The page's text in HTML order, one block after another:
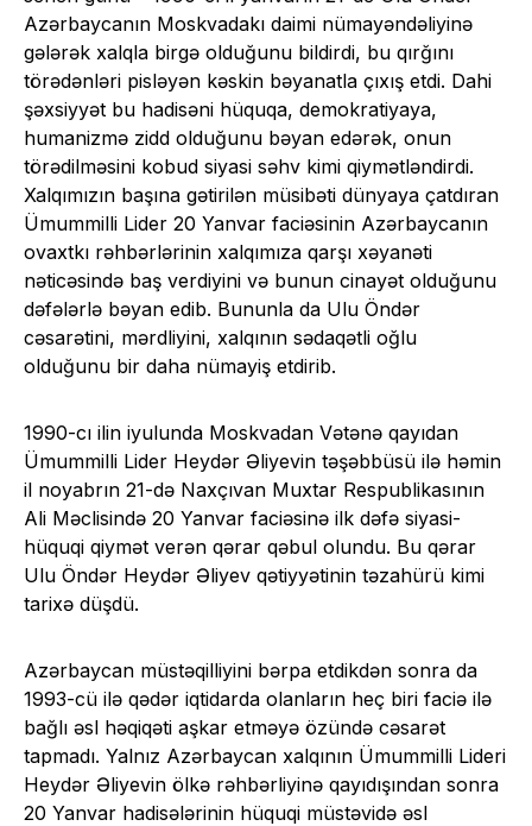
Azərbaycanın Moskvadakı daimi nümayəndəliyinə
gələrək xalqla birgə olduğunu bildirdi, bu qırğını
törədənləri pisləyən kəskin bəyanatla çıxış etdi. Dahi
şəxsiyyət bu hadisəni hüquqa, demokratiyaya,
humanizmə zidd olduğunu bəyan edərək, onun
törədilməsini kobud siyasi səhv kimi qiymətləndirdi.
Xalqımızın başına gətirilən müsibəti dünyaya çatdıran
Ümummilli Lider 20 Yanvar faciəsinin Azərbaycanın
ovaxtkı rəhbərlərinin xalqımıza qarşı xəyanəti
nəticəsində baş verdiyini və bunun cinayət olduğunu
dəfələrlə bəyan edib. Bununla da Ulu Öndər
cəsarətini, mərdliyini, xalqının sədaqətli oğlu
olduğunu bir daha nümayiş etdirib.
1990-cı ilin iyulunda Moskvadan Vətənə qayıdan
Ümummilli Lider Heydər Əliyevin təşəbbüsü ilə həmin
il noyabrın 21-də Naxçıvan Muxtar Respublikasının
Ali Məclisində 20 Yanvar faciəsinə ilk dəfə siyasi-
hüquqi qiymət verən qərar qəbul olundu. Bu qərar
Ulu Öndər Heydər Əliyev qətiyyətinin təzahürü kimi
tarixə düşdü.
Azərbaycan müstəqilliyini bərpa etdikdən sonra da
1993-cü ilə qədər iqtidarda olanların heç biri faciə ilə
bağlı əsl həqiqəti aşkar etməyə özündə cəsarət
tapmadı. Yalnız Azərbaycan xalqının Ümummilli Lideri
Heydər Əliyevin ölkə rəhbərliyinə qayıdışından sonra
20 Yanvar hadisələrinin hüquqi müstəvidə əsl